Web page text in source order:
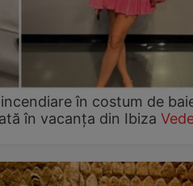
în costum de
în vacanța din Ibiza